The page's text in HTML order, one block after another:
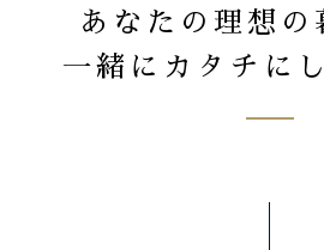
あなたの理想の
一緒にカタチに